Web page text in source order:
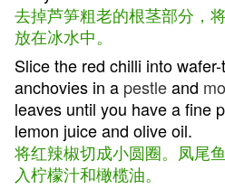
去掉芦笋粗老的根茎部分，
放在冰水中。
Slice the red chilli into
anchovies in a pestleand
leaves until you have a fine
lemon juice and olive oil.
将红辣椒切成小圆圈。凤尾
入柠檬汁和橄榄油。